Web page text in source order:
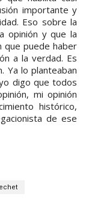
importante y
Eso sobre la
opinión y que la
que puede haber
a la verdad. Es
Ya lo planteaban
digo que todos
mi opinión
histórico,
de ese